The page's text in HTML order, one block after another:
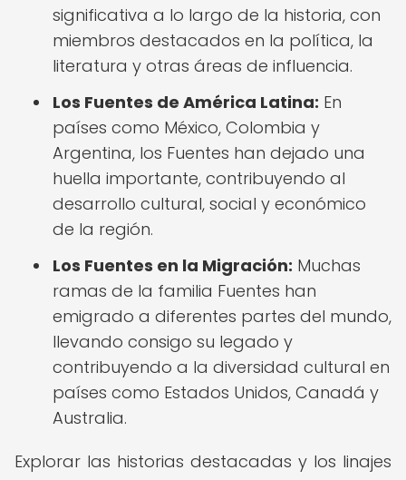
significativa a lo largo de la historia, con
miembros destacados en la política, la
literatura y otras áreas de influencia.
Los Fuentes de América Latina: En
países como México, Colombia y
Argentina, los Fuentes han dejado una
huella importante, contribuyendo al
desarrollo cultural, social y económico
de la región.
Los Fuentes en la Migración: Muchas
ramas de la familia Fuentes han
emigrado a diferentes partes del mundo,
llevando consigo su legado y
contribuyendo a la diversidad cultural en
países como Estados Unidos, Canadá y
Australia.
Explorar las historias destacadas y los linajes